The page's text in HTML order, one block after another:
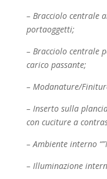
– Bracciolo centrale
portaoggetti;
– Bracciolo centrale
carico passante;
– Modanature/
– Inserto sulla
con cuciture a
– Ambiente interno
– Illuminazione